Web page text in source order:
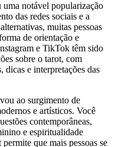
notável popularização
das redes sociais e a
muitas pessoas
de orientação e
e TikTok têm sido
sobre o tarot, com
e interpretações das
ao surgimento de
e artísticos. Você
contemporâneas,
e espiritualidade
que mais pessoas se